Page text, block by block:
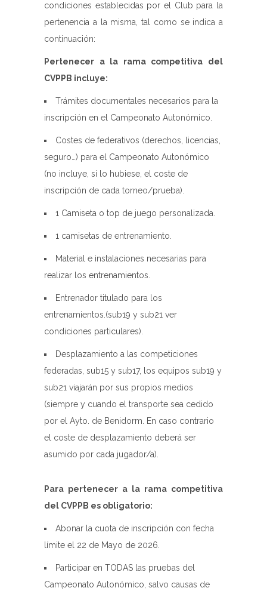
condiciones establecidas por el Club para la
pertenencia a la misma, tal como se indica a
continuación:
Pertenecer a la rama competitiva del
CVPPB incluye:
Trámites documentales necesarios para la
inscripción en el Campeonato Autonómico.
Costes de federativos (derechos, licencias,
seguro…) para el Campeonato Autonómico
(no incluye, si lo hubiese, el coste de
inscripción de cada torneo/prueba).
1 Camiseta o top de juego personalizada.
1 camisetas de entrenamiento.
Material e instalaciones necesarias para
realizar los entrenamientos.
Entrenador titulado para los
entrenamientos.(sub19 y sub21 ver
condiciones particulares).
Desplazamiento a las competiciones
federadas, sub15 y sub17, los equipos sub19 y
sub21 viajarán por sus propios medios
(siempre y cuando el transporte sea cedido
por el Ayto. de Benidorm. En caso contrario
el coste de desplazamiento deberá ser
asumido por cada jugador/a).
Para pertenecer a la rama competitiva
del CVPPB es obligatorio:
Abonar la cuota de inscripción con fecha
límite el 22 de Mayo de 2026.
Participar en TODAS las pruebas del
Campeonato Autonómico, salvo causas de